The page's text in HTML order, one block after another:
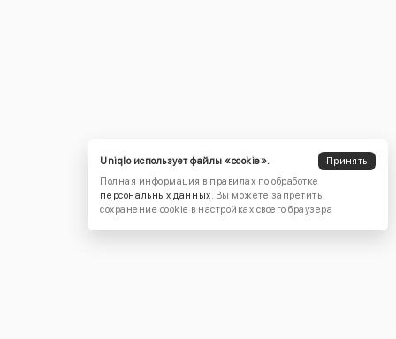
Uniqlo использует файлы «cookie».
Принять
Полная информация в правилах по обработке
персональных данных. Вы можете запретить
сохранение cookie в настройках своего браузера